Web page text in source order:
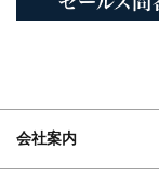
会社案内